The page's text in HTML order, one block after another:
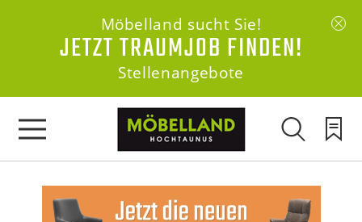
Möbelland sucht Sie!
JETZT TRAUMJOB FINDEN!
Stellenangebote